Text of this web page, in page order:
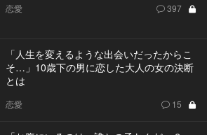
恋愛 397
「人生を変えるような出会いだったからこ
そ…」10歳下の男に恋した大人の女の決断
とは
恋愛 15